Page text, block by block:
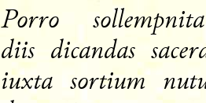
Porro
diis dicandas
iuxta sortium